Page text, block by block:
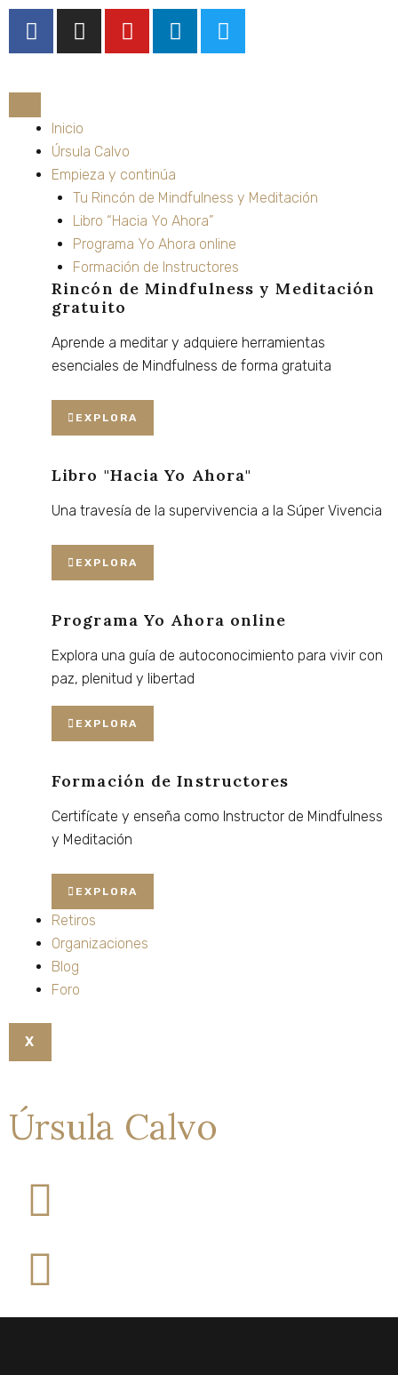
contenido
F
a
e
o
o
k
I
n
g
r
a
m
Y
o
e
L
i
n
T
w
Inicio
Úrsula Calvo
Empieza y continúa
Tu Rincón de Mindfulness y Meditación
Libro “Hacia Yo Ahora”
Programa Yo Ahora online
Formación de Instructores
Rincón de Mindfulness y Meditación
gratuito
Aprende a meditar y adquiere herramientas
esenciales de Mindfulness de forma gratuita
EXPLORA
Libro "Hacia Yo Ahora"
Una travesía de la supervivencia a la Súper Vivencia
EXPLORA
Programa Yo Ahora online
Explora una guía de autoconocimiento para vivir con
paz, plenitud y libertad
EXPLORA
Formación de Instructores
Certifícate y enseña como Instructor de Mindfulness
y Meditación
EXPLORA
Retiros
Organizaciones
Blog
Foro
X
Úrsula Calvo